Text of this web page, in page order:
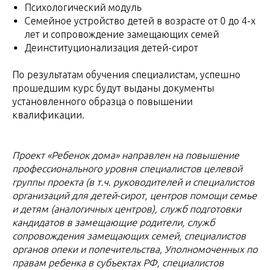
Психологический модуль
Семейное устройство детей в возрасте от 0 до 4-х
лет и сопровождение замещающих семей
Деинституционализация детей-сирот
По результатам обучения специалистам, успешно
прошедшим курс будут выданы документы
установленного образца о повышении
квалификации.
Проект «Ребенок дома» направлен на повышение
профессионального уровня специалистов целевой
группы проекта (в т.ч. руководителей и специалистов
организаций для детей-сирот, центров помощи семье
и детям (аналогичных центров), служб подготовки
кандидатов в замещающие родители, служб
сопровождения замещающих семей, специалистов
органов опеки и попечительства, Уполномоченных по
правам ребенка в субъектах РФ, специалистов